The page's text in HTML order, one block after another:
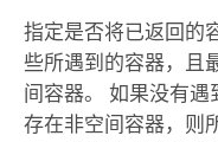
指定是否将已返回的
些所遇到的容器，且
间容器。 如果没有
存在非空间容器，则